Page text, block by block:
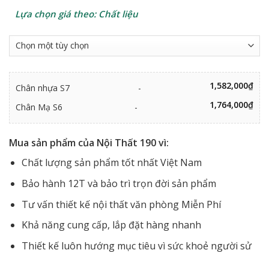
1,582,000₫
đến
Lựa chọn giá theo: Chất liệu
Chân nhựa S7 - 1,582,000₫
Chân Mạ S6
- 1,764,000₫
Mua sản phẩm của Nội Thất 190 vì:
Chất lượng sản phẩm tốt nhất Việt Nam
Bảo hành 12T và bảo trì trọn đời sản phẩm
Tư vấn thiết kế nội thất văn phòng Miễn Phí
Khả năng cung cấp, lắp đặt hàng nhanh
Thiết kế luôn hướng mục tiêu vì sức khoẻ người sử